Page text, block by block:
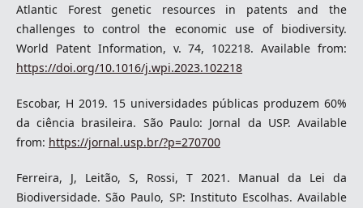
Atlantic Forest genetic resources in patents and the
challenges to control the economic use of biodiversity.
World Patent Information, v. 74, 102218. Available from:
https://doi.org/10.1016/j.wpi.2023.102218
Escobar, H 2019. 15 universidades públicas produzem 60%
da ciência brasileira. São Paulo: Jornal da USP. Available
from: https://jornal.usp.br/?p=270700
Ferreira, J, Leitão, S, Rossi, T 2021. Manual da Lei da
Biodiversidade. São Paulo, SP: Instituto Escolhas. Available